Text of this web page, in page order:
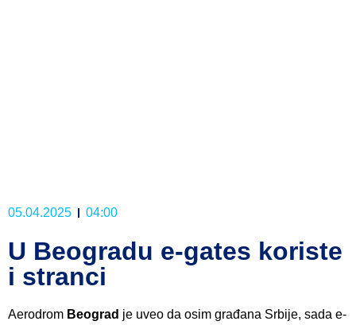
05.04.2025 04:00
U Beogradu e-gates koriste
i stranci
Aerodrom Beograd je uveo da osim građana Srbije, sada e-